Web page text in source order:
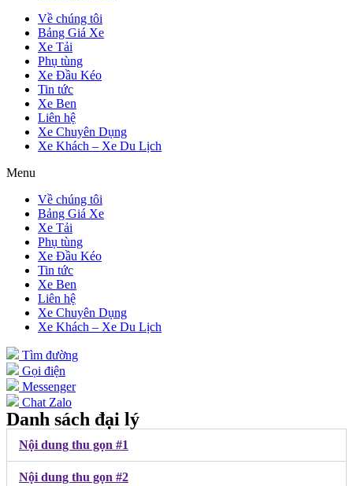
Về chúng tôi
Bảng Giá Xe
Xe Tải
Phụ tùng
Xe Đầu Kéo
Tin tức
Xe Ben
Liên hệ
Xe Chuyên Dụng
Xe Khách – Xe Du Lịch
Menu
Về chúng tôi
Bảng Giá Xe
Xe Tải
Phụ tùng
Xe Đầu Kéo
Tin tức
Xe Ben
Liên hệ
Xe Chuyên Dụng
Xe Khách – Xe Du Lịch
Tìm đường
Gọi điện
Messenger
Chat Zalo
Danh sách đại lý
Nội dung thu gọn #1
Nội dung thu gọn #2